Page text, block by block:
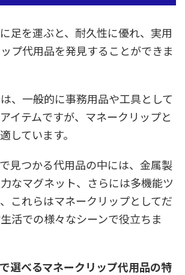
足を運ぶと、耐久性に優れ、実用
プ代用品を発見することができま
、一般的に事務用品や工具として
イテムですが、マネークリップと
しています。
見つかる代用品の中には、金属製
なマグネット、さらには多機能ツ
これらはマネークリップとしてだ
活での様々なシーンで役立ちま
選べるマネークリップ代用品の特